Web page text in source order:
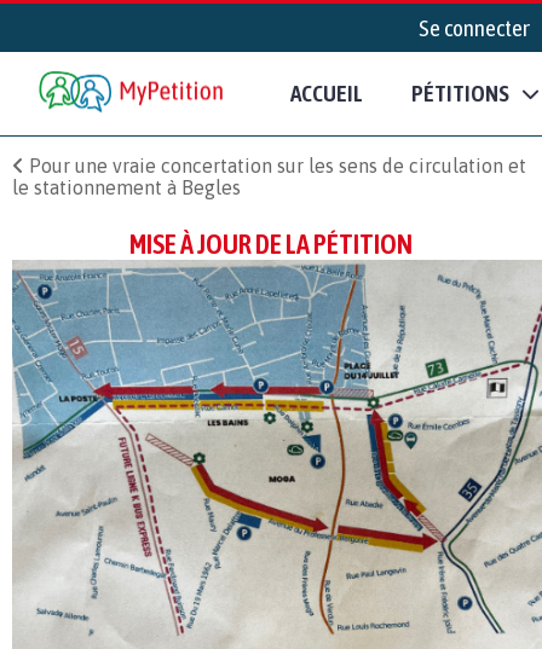
Se connecter
ACCUEIL PÉTITIONS
Pour une vraie concertation sur les sens de circulation et
le stationnement à Begles
MISE À JOUR DE LA PÉTITION